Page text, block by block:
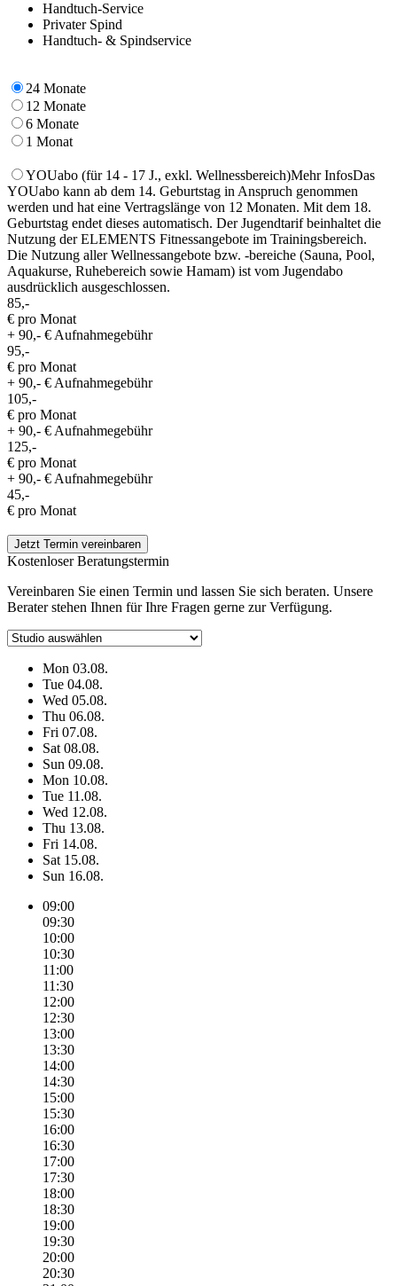
Handtuch-Service
Privater Spind
Handtuch- & Spindservice
24 Monate
12 Monate
6 Monate
1 Monat
YOUabo (für 14 - 17 J., exkl. Wellnessbereich)Mehr InfosDas
YOUabo kann ab dem 14. Geburtstag in Anspruch genommen
werden und hat eine Vertragslänge von 12 Monaten. Mit dem 18.
Geburtstag endet dieses automatisch. Der Jugendtarif beinhaltet die
Nutzung der ELEMENTS Fitnessangebote im Trainingsbereich.
Die Nutzung aller Wellnessangebote bzw. -bereiche (Sauna, Pool,
Aquakurse, Ruhebereich sowie Hamam) ist vom Jugendabo
ausdrücklich ausgeschlossen.
85,-
€ pro Monat
+ 90,- € Aufnahmegebühr
95,-
€ pro Monat
+ 90,- € Aufnahmegebühr
105,-
€ pro Monat
+ 90,- € Aufnahmegebühr
125,-
€ pro Monat
+ 90,- € Aufnahmegebühr
45,-
€ pro Monat
Jetzt Termin vereinbaren
Kostenloser Beratungstermin
Vereinbaren Sie einen Termin und lassen Sie sich beraten. Unsere
Berater stehen Ihnen für Ihre Fragen gerne zur Verfügung.
Mon 03.08.
Tue 04.08.
Wed 05.08.
Thu 06.08.
Fri 07.08.
Sat 08.08.
Sun 09.08.
Mon 10.08.
Tue 11.08.
Wed 12.08.
Thu 13.08.
Fri 14.08.
Sat 15.08.
Sun 16.08.
09:00
09:30
10:00
10:30
11:00
11:30
12:00
12:30
13:00
13:30
14:00
14:30
15:00
15:30
16:00
16:30
17:00
17:30
18:00
18:30
19:00
19:30
20:00
20:30